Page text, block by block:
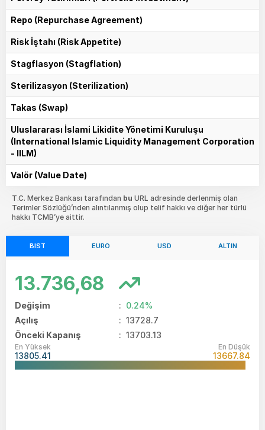
Repo (Repurchase Agreement)
Risk İştahı (Risk Appetite)
Stagflasyon (Stagflation)
Sterilizasyon (Sterilization)
Takas (Swap)
Uluslararası İslami Likidite Yönetimi Kuruluşu
(International Islamic Liquidity Management Corporation
- IILM)
Valör (Value Date)
T.C. Merkez Bankası tarafından bu URL adresinde derlenmiş olan
Terimler Sözlüğü’nden alıntılanmış olup telif hakkı ve diğer her türlü
hakkı TCMB’ye aittir.
BIST EURO USD ALTIN
13.736,68
Değişim : 0.24%
Açılış
: 13728.7
Önceki Kapanış
: 13703.13
En Yüksek
13805.41
En Düşük
13667.84